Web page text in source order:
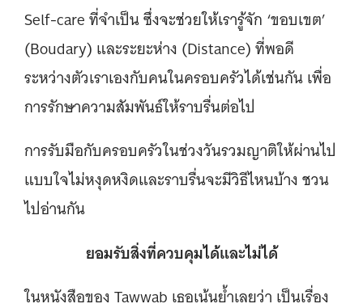
Self-care ที่จำเป็น ซึ่งจะช่วยให้เรารู้จัก ‘ขอบเขต’
(Boudary) และระยะห่าง (Distance) ที่พอดี
ระหว่างตัวเราเองกับคนในครอบครัวได้เช่นกัน เพื่อ
การรักษาความสัมพันธ์ให้ราบรื่นต่อไป
การรับมือกับครอบครัวในช่วงวันรวมญาติให้ผ่านไป
แบบใจไม่หงุดหงิดและราบรื่นจะมีวิธีไหนบ้าง ชวน
ไปอ่านกัน
ยอมรับสิ่งที่ควบคุมได้และไม่ได้
ในหนังสือของ Tawwab เธอเน้นย้ำเลยว่า เป็นเรื่อง